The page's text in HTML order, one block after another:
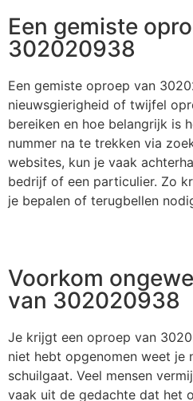
Een gemiste
302020938
Een gemiste oproep van
nieuwsgierigheid of twijfel
bereiken en hoe belangrijk is
nummer na te trekken via
websites, kun je vaak
bedrijf of een particulier. Zo
je bepalen of terugbellen
Voorkom
van 302020938
Je krijgt een oproep van
niet hebt opgenomen weet je
schuilgaat. Veel mensen
vaak uit de gedachte dat het